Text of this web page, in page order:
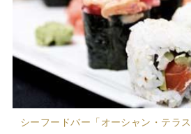
シーフードバー「オーシャン・テラ